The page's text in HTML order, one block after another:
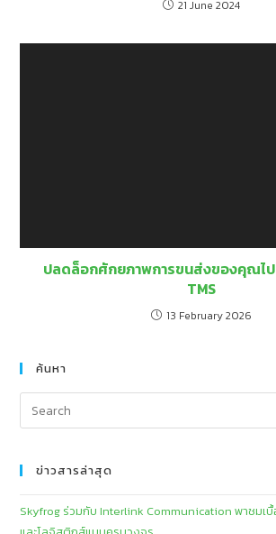
APPU เข้าเยี่ยมชม Skyfrog ศึกษาดูงานด้าน
System เสริมศักยภาพด้านการขนส่ง
ปลดล็อกศักยภาพการขนส่งของคุณไปกับ SKYFROG
Skyfrog โชว์ศักยภาพ AI พลิกโฉมวงการ Logistics ใ